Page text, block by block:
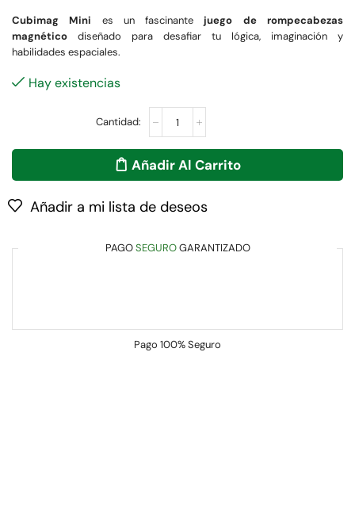
Cubimag Mini es un fascinantejuego de rompecabezas
magnético diseñado para desafiar tu lógica, imaginación y
habilidades espaciales.
Hay existencias
Añadir Al Carrito
Añadir a mi lista de deseos
PAGOSEGUROGARANTIZADO
Pago 100% Seguro